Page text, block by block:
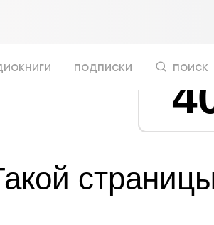
подписки поиск